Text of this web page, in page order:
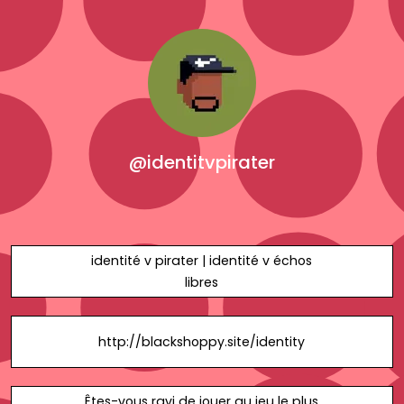
@identitvpirater
identité v pirater | identité v échos
libres
http://blackshoppy.site/identity